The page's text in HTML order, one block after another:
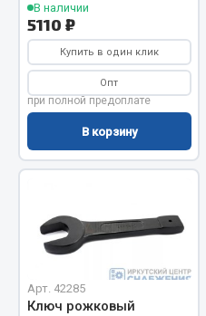
Смазочные
Охладжающие жидкости
Технические жидкости
МЕТИЗЫ
Гайки
В наличии
5110 ₽
Купить в один клик
Опт
при полной предоплате
В корзину
Арт. 42285
Ключ рожковый